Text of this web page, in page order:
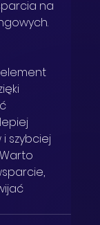
na
szybciej